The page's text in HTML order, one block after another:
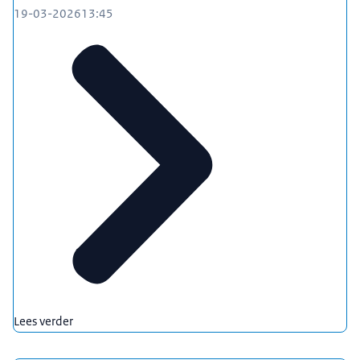
19-03-202613:45
Lees verder